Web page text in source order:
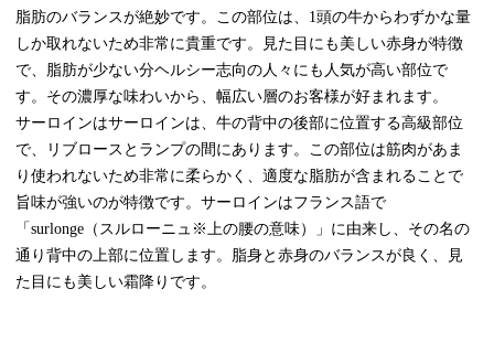
脂肪のバランスが絶妙です。この部位は、1頭の牛からわずかな量
しか取れないため非常に貴重です。見た目にも美しい赤身が特徴
で、脂肪が少ない分ヘルシー志向の人々にも人気が高い部位で
す。その濃厚な味わいから、幅広い層のお客様が好まれます。
サーロインはサーロインは、牛の背中の後部に位置する高級部位
で、リブロースとランプの間にあります。この部位は筋肉があま
り使われないため非常に柔らかく、適度な脂肪が含まれることで
旨味が強いのが特徴です。サーロインはフランス語で
「surlonge（スルローニュ※上の腰の意味）」に由来し、その名の
通り背中の上部に位置します。脂身と赤身のバランスが良く、見
た目にも美しい霜降りです。